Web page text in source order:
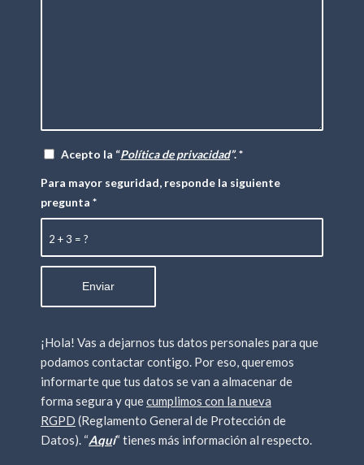
Acepto la “Política de privacidad”.*
2 + 3 = ?
Para mayor seguridad, responde la siguiente
pregunta *
¡Hola! Vas a dejarnos tus datos personales para que
podamos contactar contigo. Por eso, queremos
informarte que tus datos se van a almacenar de
forma segura y quecumplimos con la nueva
RGPD (Reglamento General de Protección de
Datos). “Aquí“ tienes más información al respecto.